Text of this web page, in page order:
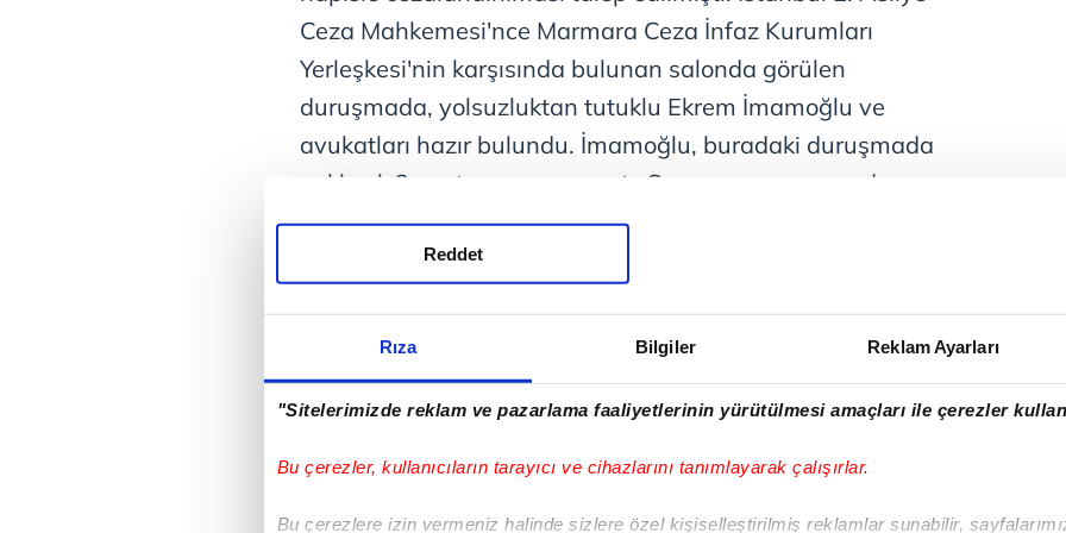
Rıza Bilgiler Reklam Ayarları
"Sitelerimizde reklam ve pazarlama faaliyetlerinin yürütülmesi amaçları ile çerezler
Bu çerezler, kullanıcıların tarayıcı ve cihazlarını tanımlayarak çalışırlar.
Bu çerezlere izin vermeniz halinde sizlere özel kişiselleştirilmiş reklamlar sunabilir,
Reddet
Ceza Mahkemesi'nce Marmara Ceza İnfaz Kurumları
Yerleşkesi'nin karşısında bulunan salonda görülen
duruşmada, yolsuzluktan tutuklu Ekrem İmamoğlu ve
avukatları hazır bulundu. İmamoğlu, buradaki duruşmada
yaklaşık 2 saat savunma yaptı. Savunması esnasında
yargı mensuplarını hedef aldı. Bakırköy Cumhuriyet
Başsavcılığı, Ekrem İmamoğlu'nun dava esnasında
nedeniyle, İmamoğlu hakkında "kamu görevlisine görevi
nedeniyle hakaret ve tehdit" suçlarından resen
soruşturma başlattı.